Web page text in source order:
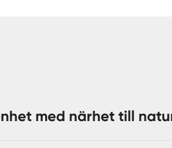
med närhet till